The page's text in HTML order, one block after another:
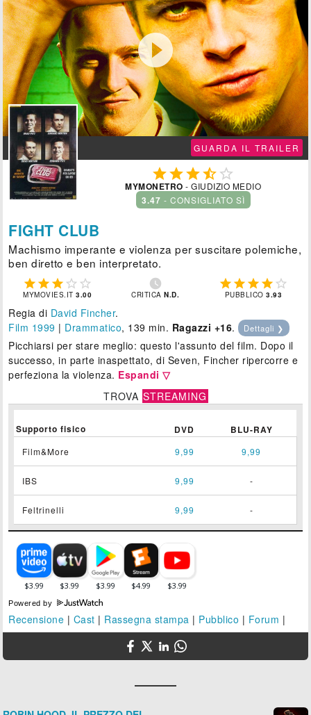

GUARDA IL TRAILER
 
MYMONETRO - GIUDIZIO MEDIO
3.47 - CONSIGLIATO SÌ
FIGHT CLUB
Machismo imperante e violenza per suscitare polemiche,
ben diretto e ben interpretato.
    
MYMOVIES.IT3.00

CRITICAN.D.
    
PUBBLICO3.93
Regia di David Fincher.
Film 1999 | Drammatico, 139 min. Ragazzi +16. Dettagli ❯
Picchiarsi per stare meglio: questo l'assunto del film. Dopo il
successo, in parte inaspettato, di Seven, Fincher ripercorre e
perfeziona la violenza. Espandi ▽
TROVA STREAMING
Supporto fisico DVD BLU-RAY
Film&More 9,99 9,99
IBS 9,99 -
Feltrinelli 9,99 -
Powered by
Recensione | Cast | Rassegna stampa | Pubblico | Forum |